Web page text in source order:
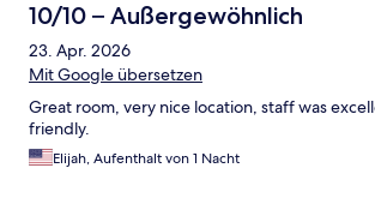
10/10 – Außergewöhnlich
23. Apr. 2026
Mit Google übersetzen
Great room, very nice location, staff was
friendly.
Elijah, Aufenthalt von 1 Nacht